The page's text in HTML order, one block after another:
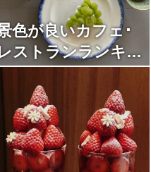
色が良いカフェ･
ストランランキン